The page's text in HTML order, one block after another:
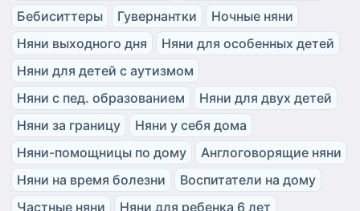
Бебиситтеры
Гувернантки
Ночные няни
Няни выходного дня
Няни для особенных детей
Няни для детей с аутизмом
Няни с пед. образованием
Няни для двух детей
Няни за границу
Няни у себя дома
Няни-помощницы по дому
Англоговорящие няни
Няни на время болезни
Воспитатели на дому
Частные няни
Няни для ребенка 6 лет